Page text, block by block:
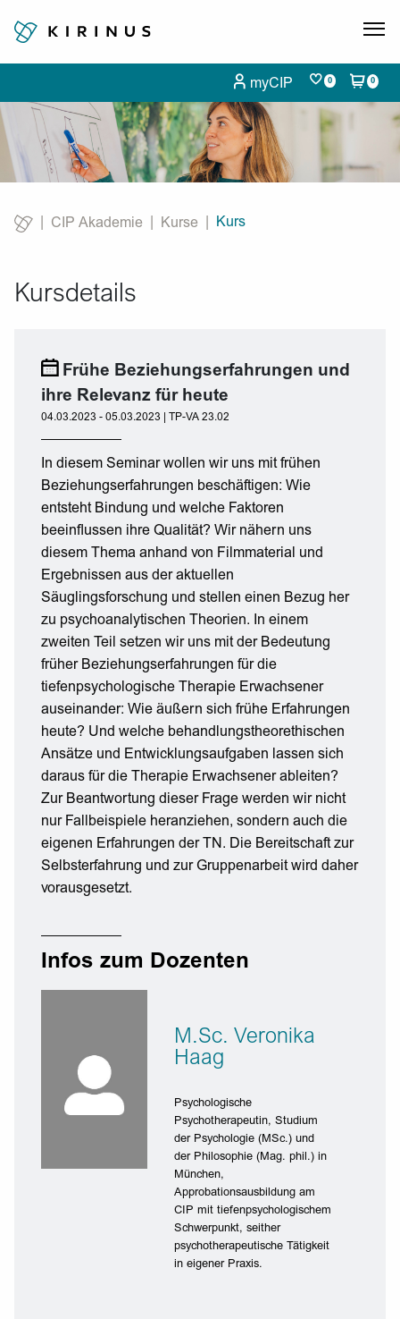
myCIP 0 0
CIP Akademie Kurse
Current:
Kurs
Kursdetails
Frühe Beziehungserfahrungen und
ihre Relevanz für heute
04.03.2023 - 05.03.2023 | TP-VA 23.02
In diesem Seminar wollen wir uns mit frühen
Beziehungserfahrungen beschäftigen: Wie
entsteht Bindung und welche Faktoren
beeinflussen ihre Qualität? Wir nähern uns
diesem Thema anhand von Filmmaterial und
Ergebnissen aus der aktuellen
Säuglingsforschung und stellen einen Bezug her
zu psychoanalytischen Theorien. In einem
zweiten Teil setzen wir uns mit der Bedeutung
früher Beziehungserfahrungen für die
tiefenpsychologische Therapie Erwachsener
auseinander: Wie äußern sich frühe Erfahrungen
heute? Und welche behandlungstheorethischen
Ansätze und Entwicklungsaufgaben lassen sich
daraus für die Therapie Erwachsener ableiten?
Zur Beantwortung dieser Frage werden wir nicht
nur Fallbeispiele heranziehen, sondern auch die
eigenen Erfahrungen der TN. Die Bereitschaft zur
Selbsterfahrung und zur Gruppenarbeit wird daher
vorausgesetzt.
Infos zum Dozenten
M.Sc. Veronika
Haag
Psychologische
Psychotherapeutin, Studium
der Psychologie (MSc.) und
der Philosophie (Mag. phil.) in
München,
Approbationsausbildung am
CIP mit tiefenpsychologischem
Schwerpunkt, seither
psychotherapeutische Tätigkeit
in eigener Praxis.